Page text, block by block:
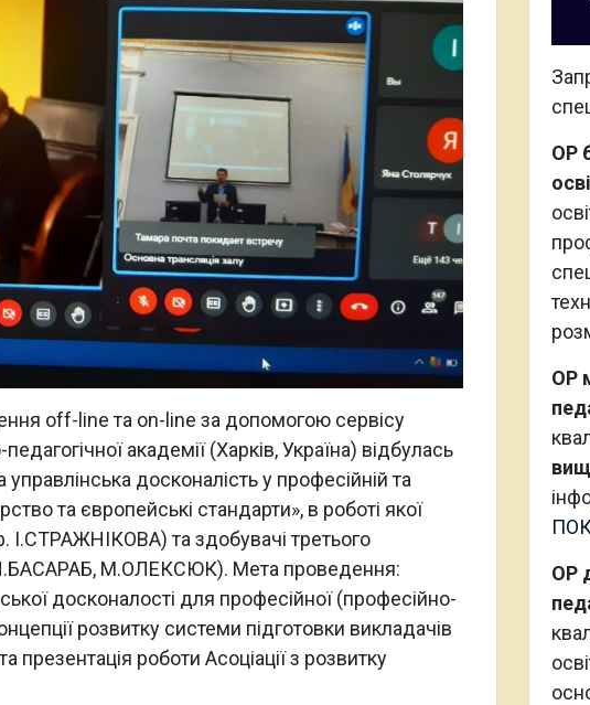
off-line та on-line за допомогою сервісу
академії (Харків, Україна) відбулась
управлінська досконалість у професійній та
та європейські стандарти», в роботі якої
І.СТРАЖНІКОВА) та здобувачі третього
(Н.БАСАРАБ, М.ОЛЕКСЮК). Мета проведення:
досконалості для професійної (професійно-
розвитку системи підготовки викладачів
презентація роботи Асоціації з розвитку
ОР
ОР
ОР